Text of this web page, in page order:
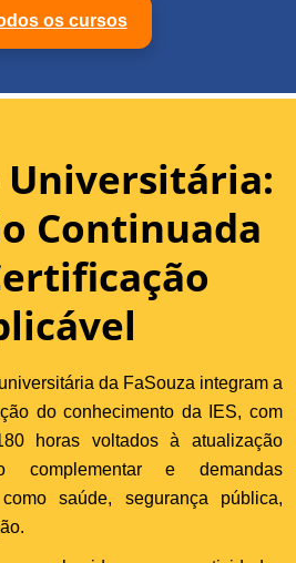
os cursos
Universitária:
Continuada
da FaSouza integram a
do conhecimento da IES, com
horas voltados à atualização
complementar e demandas
saúde, segurança pública,